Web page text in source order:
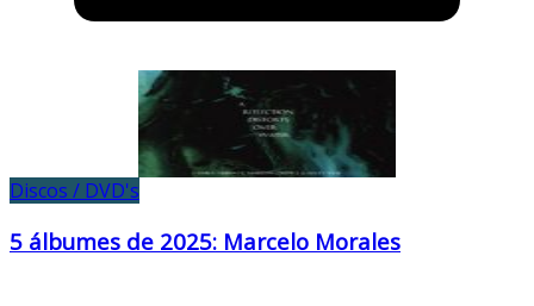
Discos / DVD's
5 álbumes de 2025: Marcelo Morales